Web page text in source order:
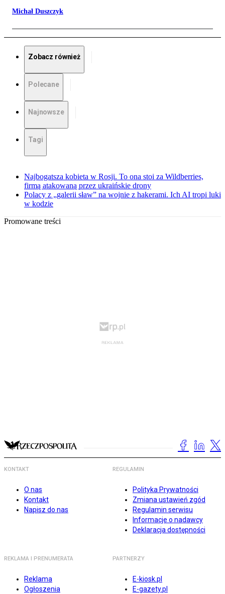
Michał Duszczyk
Zobacz również
Polecane
Najnowsze
Tagi
Najbogatsza kobieta w Rosji. To ona stoi za Wildberries,
firmą atakowaną przez ukraińskie drony
Polacy z „galerii sław” na wojnie z hakerami. Ich AI tropi luki
w kodzie
Promowane treści
KONTAKT
O nas
Kontakt
Napisz do nas
REGULAMIN
Polityka Prywatności
Zmiana ustawień zgód
Regulamin serwisu
Informacje o nadawcy
Deklaracja dostępności
REKLAMA I PRENUMERATA
Reklama
Ogłoszenia
PARTNERZY
E-kiosk.pl
E-gazety.pl